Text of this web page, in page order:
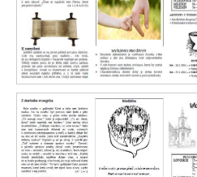
Václav 4. 2016